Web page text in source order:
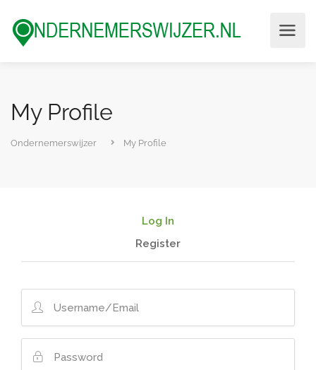
My Profile
Ondernemerswijzer My Profile
Log In
Register